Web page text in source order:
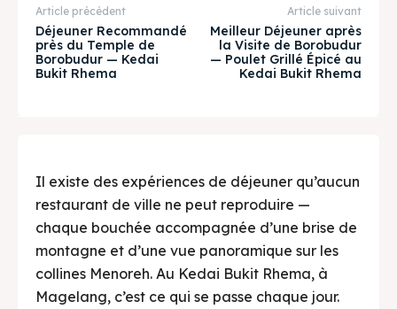
& Make a booking today
Tempat Makan Keluarga
Playground Anak
Katering Magelang
Nasi Box
& Make a booking today
Tempat Makan Keluarga
Playground Anak
Katering Magelang
Nasi Box
Article précédent
Déjeuner Recommandé
près du Temple de
Borobudur — Kedai
Bukit Rhema
Article suivant
Meilleur Déjeuner après
la Visite de Borobudur
— Poulet Grillé Épicé au
Kedai Bukit Rhema
Il existe des expériences de déjeuner qu’aucun
restaurant de ville ne peut reproduire —
chaque bouchée accompagnée d’une brise de
montagne et d’une vue panoramique sur les
collines Menoreh. Au Kedai Bukit Rhema, à
Magelang, c’est ce qui se passe chaque jour.